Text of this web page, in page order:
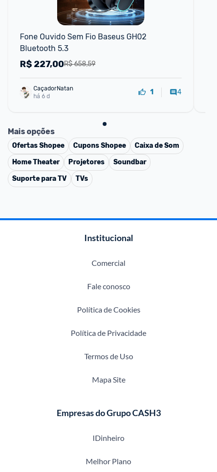
Fone Ouvido Sem Fio Baseus GH02
Bluetooth 5.3
R$ 658,59
R$227,00
CaçadorNatan
há 6 d
1 4
Mais opções
OfertasShopee CuponsShopee
Caixa de Som
Home Theater
Projetores
Soundbar
Suporte para TV
TVs
Institucional
Comercial
Fale conosco
Política de Cookies
Política de Privacidade
Termos de Uso
Mapa Site
Empresas do Grupo CASH3
IDinheiro
Melhor Plano